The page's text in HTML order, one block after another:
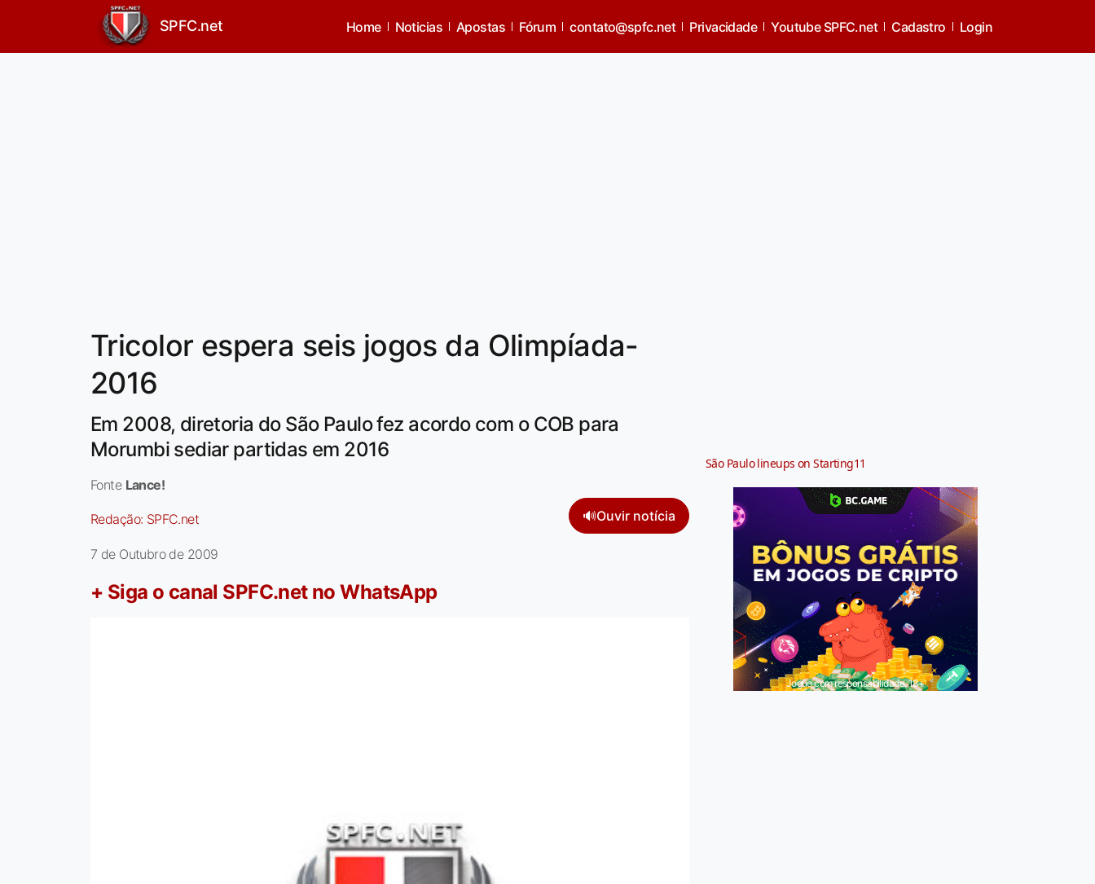
SPFC.net Home Noticias Apostas Fórum contato@spfc.net Privacidade Youtube SPFC.net Cadastro Login
Tricolor espera seis jogos da Olimpíada-
2016
Em 2008, diretoria do São Paulo fez acordo com o COB para
Morumbi sediar partidas em 2016
Fonte Lance!
Redação: SPFC.net 🔊Ouvir notícia
7 de Outubro de 2009
+ Siga o canal SPFC.net no WhatsApp
São Paulo lineups on Starting11
Jogue com responsabilidade. 18+